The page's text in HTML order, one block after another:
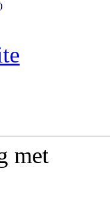
met